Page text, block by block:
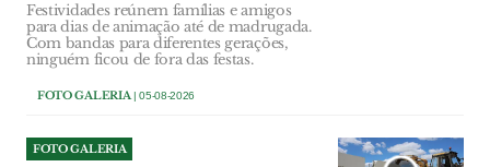
Festividades reúnem famílias e amigos
para dias de animação até de madrugada.
Com bandas para diferentes gerações,
ninguém ficou de fora das festas.
FOTO GALERIA | 05-08-2026
FOTO GALERIA